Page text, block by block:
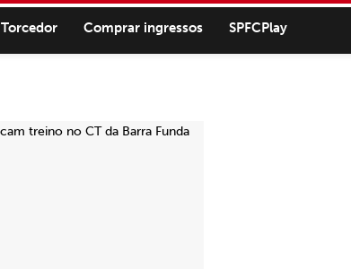
Comprar ingressos SPFCPlay